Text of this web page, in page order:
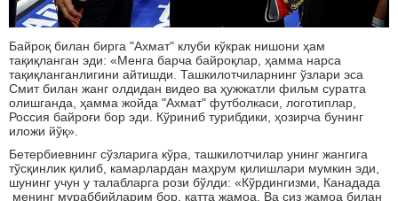
Байроқ билан бирга "Ахмат" клуби кўкрак нишони ҳам
тақиқланган эди: «Менга барча байроқлар, ҳамма нарса
тақиқланганлигини айтишди. Ташкилотчиларнинг ўзлари эса
Смит билан жанг олдидан видео ва ҳужжатли фильм суратга
олишганда, ҳамма жойда "Ахмат" футболкаси, логотиплар,
Россия байроғи бор эди. Кўриниб турибдики, ҳозирча бунинг
иложи йўқ».
Бетербиевнинг сўзларига кўра, ташкилотчилар унинг жангига
тўсқинлик қилиб, камарлардан маҳрум қилишлари мумкин эди,
шунинг учун у талабларга рози бўлди: «Кўрдингизми, Канадада
менинг мураббийларим бор, катта жамоа. Ва сиз жамоа билан